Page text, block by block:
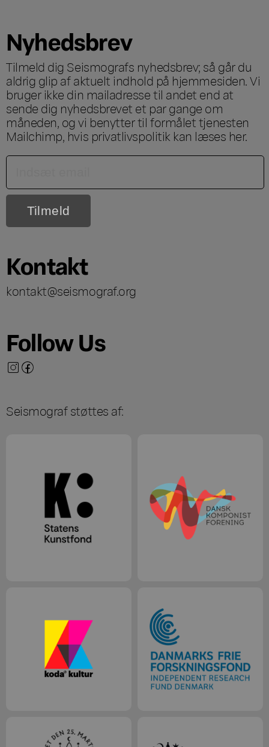
Nyhedsbrev
Tilmeld dig Seismografs nyhedsbrev; så går du
aldrig glip af aktuelt indhold på hjemmesiden. Vi
bruger ikke din mailadresse til andet end at
sende dig nyhedsbrevet et par gange om
måneden, og vi benytter til formålet tjenesten
Mailchimp, hvis privatlivspolitik kan læses her.
Kontakt
kontakt@seismograf.org
Follow Us
Seismograf støttes af: